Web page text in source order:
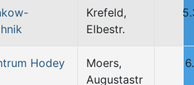
Krefeld,
Elbestr.
Hodey
Moers,
Augustastr